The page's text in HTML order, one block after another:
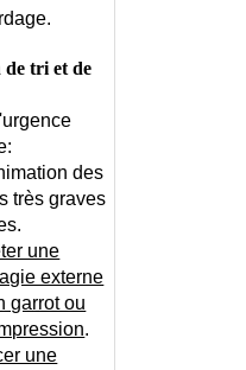
de tri et de
des
très graves
une
externe
garrot ou
.
une